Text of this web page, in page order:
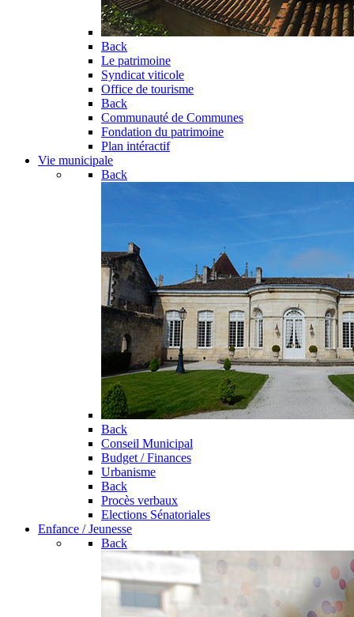
Back
Le patrimoine
Syndicat viticole
Office de tourisme
Back
Communauté de Communes
Fondation du patrimoine
Plan intéractif
Vie municipale
Back
Back
Conseil Municipal
Budget / Finances
Urbanisme
Back
Procès verbaux
Elections Sénatoriales
Enfance / Jeunesse
Back